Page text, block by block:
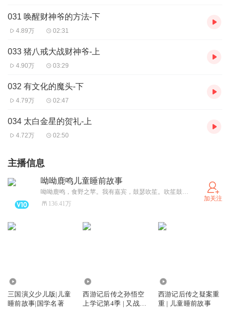
031 唤醒财神爷的方法-下
4.89万 02:31
033 猪八戒大战财神爷-上
4.90万 03:29
032 有文化的魔头-下
4.79万 02:47
034 太白金星的贺礼-上
4.72万 02:50
主播信息
呦呦鹿鸣儿童睡前故事
呦呦鹿鸣，食野之苹。我有嘉宾，鼓瑟吹笙。吹笙鼓簧，承筐是将。人之好我，示我周行。 呦呦鹿鸣，食野之蒿。我有嘉宾，德音孔昭。视民不恌，君子是则是效。我有旨酒，嘉宾式燕以敖。 呦呦鹿鸣，食野之芩。我有嘉宾，鼓瑟鼓琴。鼓瑟鼓琴，和乐且湛。我有旨酒，以燕乐嘉宾之心。
136.41万
加关注
三国演义少儿版|儿童
睡前故事|国学名著
西游记后传之孙悟空
上学记第4季 | 又战机
西游记后传之疑案重
重 | 儿童睡前故事